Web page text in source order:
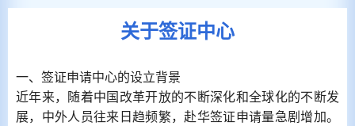
关于签证中心
一、签证申请中心的设立背景
近年来，随着中国改革开放的不断深化和全球化的不断发
展，中外人员往来日趋频繁，赴华签证申请量急剧增加。